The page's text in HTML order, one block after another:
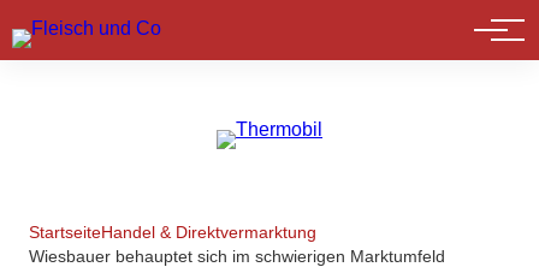
Marktführer
StartseiteHandel & Direktvermarktung
Wiesbauer behauptet sich im schwierigen Marktumfeld